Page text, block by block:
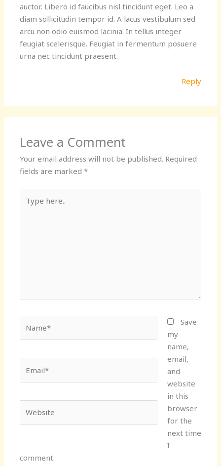
auctor. Libero id faucibus nisl tincidunt eget. Leo a
diam sollicitudin tempor id. A lacus vestibulum sed
arcu non odio euismod lacinia. In tellus integer
feugiat scelerisque. Feugiat in fermentum posuere
urna nec tincidunt praesent.
Reply
Leave a Comment
Your email address will not be published. Required
fields are marked*
here..
Save
my
name,
email,
and
website
in this
browser
for the
next time
I
comment.